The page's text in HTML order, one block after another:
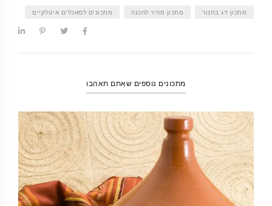
מתכון דג בתנור מתכון מהיר להכנה מתכונים למאכלים איטלקיים
מתכונים נוספים שאתם תאהבו